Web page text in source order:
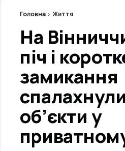
Головна Життя
На
піч і
замикання
об’єкти у